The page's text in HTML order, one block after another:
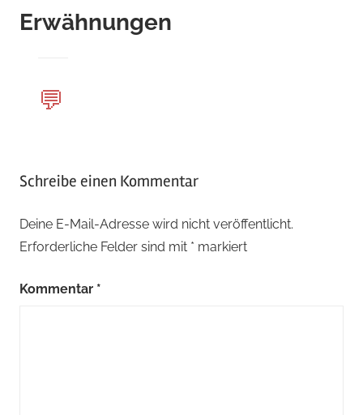
Erwähnungen
💬
Schreibe einen Kommentar
Deine E-Mail-Adresse wird nicht veröffentlicht.
Erforderliche Felder sind mit * markiert
Kommentar *